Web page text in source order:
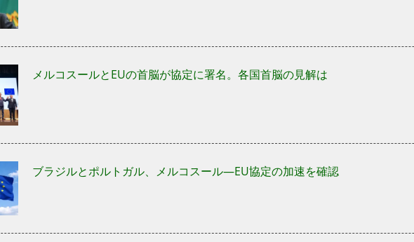
メルコスールとEUの首脳が協定に署名。各国首脳の見解は
ブラジルとポルトガル、メルコスール—EU協定の加速を確認